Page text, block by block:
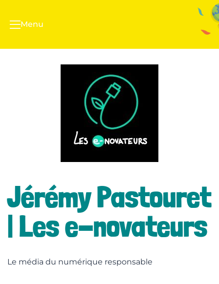
Menu
Jérémy Pastouret
| Les e-novateurs
Le média du numérique responsable